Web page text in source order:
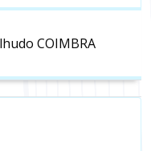
COIMBRA